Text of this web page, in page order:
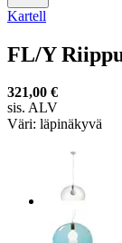
Kartell
FL/Y
321,00 €
sis. ALV
Väri: läpinäkyvä